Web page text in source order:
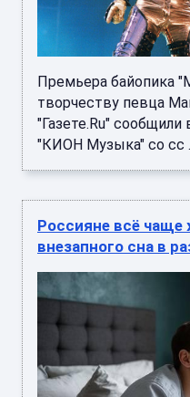
Премьера байопика
творчеству певца
"Газете.Ru"
"КИОН Музыка" со сс
Россияне всё чаще
внезапного сна в